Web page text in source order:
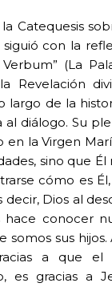
Catequesis
con la
(La
Revelación
largo de la
diálogo. Su
en la Virgen
sino que Él
cómo es
decir, Dios al
hace conocer
somos sus hijos.
a que el
es gracias a